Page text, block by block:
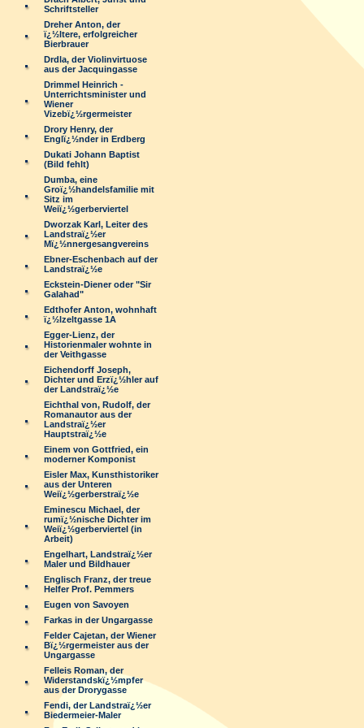
Schriftsteller
Dreher Anton, der
ï¿½ltere, erfolgreicher
Bierbrauer
Drdla, der Violinvirtuose
aus der Jacquingasse
Drimmel Heinrich -
Unterrichtsminister und
Wiener
Vizebï¿½rgermeister
Drory Henry, der
Englï¿½nder in Erdberg
Dukati Johann Baptist
(Bild fehlt)
Dumba, eine
Groï¿½handelsfamilie mit
Sitz im
Weiï¿½gerberviertel
Dworzak Karl, Leiter des
Landstraï¿½er
Mï¿½nnergesangvereins
Ebner-Eschenbach auf der
Landstraï¿½e
Eckstein-Diener oder "Sir
Galahad"
Edthofer Anton, wohnhaft
ï¿½lzeltgasse 1A
Egger-Lienz, der
Historienmaler wohnte in
der Veithgasse
Eichendorff Joseph,
Dichter und Erzï¿½hler auf
der Landstraï¿½e
Eichthal von, Rudolf, der
Romanautor aus der
Landstraï¿½er
Hauptstraï¿½e
Einem von Gottfried, ein
moderner Komponist
Eisler Max, Kunsthistoriker
aus der Unteren
Weiï¿½gerberstraï¿½e
Eminescu Michael, der
rumï¿½nische Dichter im
Weiï¿½gerberviertel (in
Arbeit)
Engelhart, Landstraï¿½er
Maler und Bildhauer
Englisch Franz, der treue
Helfer Prof. Pemmers
Eugen von Savoyen
Farkas in der Ungargasse
Felder Cajetan, der Wiener
Bï¿½rgermeister aus der
Ungargasse
Felleis Roman, der
Widerstandskï¿½mpfer
aus der Drorygasse
Fendi, der Landstraï¿½er
Biedermeier-Maler